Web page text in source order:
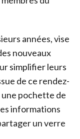
années, vise
nouveaux
simplifier leurs
de ce rendez-
pochette de
informations
un verre